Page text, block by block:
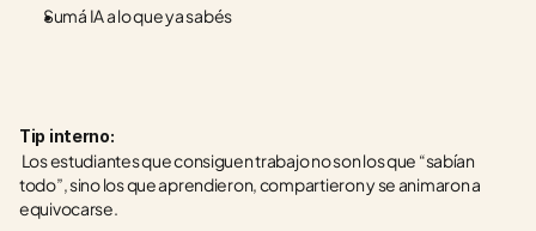
Sumá IA a lo que ya sabés
Tip interno:
todo”, sino los que aprendieron, compartieron y se animaron a
equivocarse.